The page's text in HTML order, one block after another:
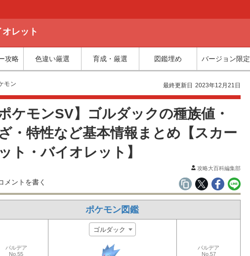
レット
攻略 色違い厳選 育成・厳選 図鑑埋め バージョン限定
モン 最終更新日 2023年12月21日
ポケモンSV】ゴルダックの種族値・
・特性など基本情報まとめ【スカー
ト・バイオレット】
攻略大百科編集部
ポケモン図鑑
パルデア
No.55
ゴルダック
パルデア
No.57